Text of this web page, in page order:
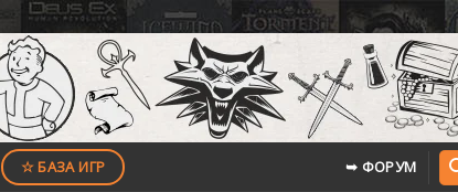
☆ БАЗА ИГР ➥ ФОРУМ